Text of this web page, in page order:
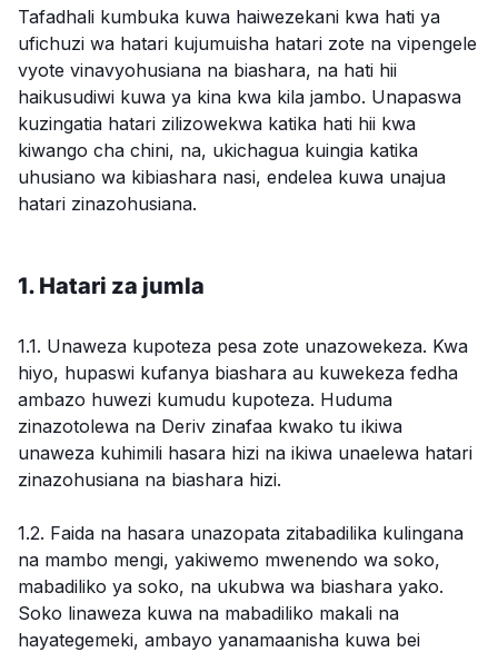
Tafadhali kumbuka kuwa haiwezekani kwa hati ya
ufichuzi wa hatari kujumuisha hatari zote na vipengele
vyote vinavyohusiana na biashara, na hati hii
haikusudiwi kuwa ya kina kwa kila jambo. Unapaswa
kuzingatia hatari zilizowekwa katika hati hii kwa
kiwango cha chini, na, ukichagua kuingia katika
uhusiano wa kibiashara nasi, endelea kuwa unajua
hatari zinazohusiana.
1. Hatari za jumla
1.1. Unaweza kupoteza pesa zote unazowekeza. Kwa
hiyo, hupaswi kufanya biashara au kuwekeza fedha
ambazo huwezi kumudu kupoteza. Huduma
zinazotolewa na Deriv zinafaa kwako tu ikiwa
unaweza kuhimili hasara hizi na ikiwa unaelewa hatari
zinazohusiana na biashara hizi.
1.2. Faida na hasara unazopata zitabadilika kulingana
na mambo mengi, yakiwemo mwenendo wa soko,
mabadiliko ya soko, na ukubwa wa biashara yako.
Soko linaweza kuwa na mabadiliko makali na
hayategemeki, ambayo yanamaanisha kuwa bei